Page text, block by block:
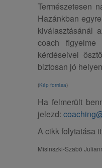
Természetesen
Hazánkban
kiválasztásánál
coach
kérdéseivel
biztosan jó
(Kép forrása)
Ha felmerült
jelezd:
A cikk folytatása
Misinszki-Szabó